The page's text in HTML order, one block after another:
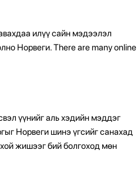
илүү сайн мэдээлэл
Норвеги. There are many online
үүнийг аль хэдийн мэддэг
Норвеги шинэ үгсийг санахад
жишээг бий болгоход мөн